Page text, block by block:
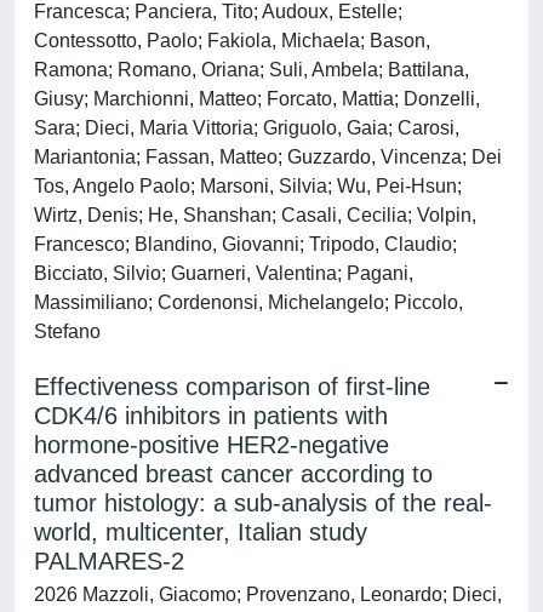
Francesca; Panciera, Tito; Audoux, Estelle;
Contessotto, Paolo; Fakiola, Michaela; Bason,
Ramona; Romano, Oriana; Suli, Ambela; Battilana,
Giusy; Marchionni, Matteo; Forcato, Mattia; Donzelli,
Sara; Dieci, Maria Vittoria; Griguolo, Gaia; Carosi,
Mariantonia; Fassan, Matteo; Guzzardo, Vincenza; Dei
Tos, Angelo Paolo; Marsoni, Silvia; Wu, Pei-Hsun;
Wirtz, Denis; He, Shanshan; Casali, Cecilia; Volpin,
Francesco; Blandino, Giovanni; Tripodo, Claudio;
Bicciato, Silvio; Guarneri, Valentina; Pagani,
Massimiliano; Cordenonsi, Michelangelo; Piccolo,
Stefano
Effectiveness comparison of first-line
CDK4/6 inhibitors in patients with
hormone-positive HER2-negative
advanced breast cancer according to
tumor histology: a sub-analysis of the real-
world, multicenter, Italian study
PALMARES-2
2026 Mazzoli, Giacomo; Provenzano, Leonardo; Dieci,